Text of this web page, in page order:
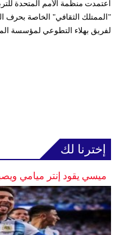
اعتمدت منظمة الأمم المتحدة
"الممتلك الثقافي" الخاصة بحرف
لفريق بهلاء التطوعي لمؤسسة
إخترنا لك
ميسي يقود إنتر ميامي